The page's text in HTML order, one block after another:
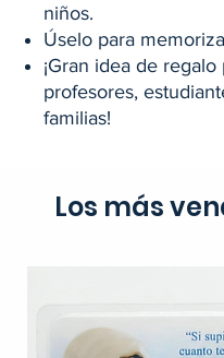
niños.
Úselo para
¡Gran idea de regalo
profesores,
familias!
Los más